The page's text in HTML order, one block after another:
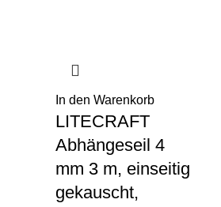
In den Warenkorb
LITECRAFT
Abhängeseil 4
mm 3 m, einseitig
gekauscht,